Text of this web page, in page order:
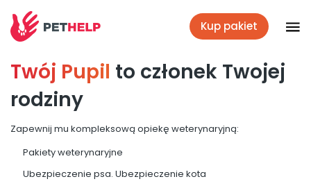
Placówki
Zaloguj się
Kup pakiet
Twój Pupil to członek Twojej
rodziny
Zapewnij mu kompleksową opiekę weterynaryjną:
Pakiety weterynaryjne
Ubezpieczenie psa. Ubezpieczenie kota